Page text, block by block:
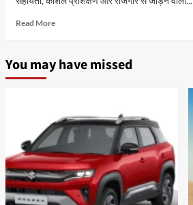
Read MoreRead
Mukhyamantri
Nischay
Yojna
(MNSSBY)
बिहार
के
युवाओं
को
न
You may have missed